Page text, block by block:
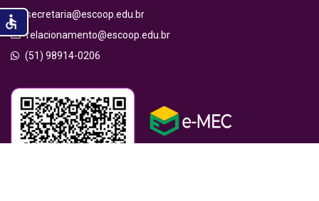
secretaria@escoop.edu.br
relacionamento@escoop.edu.br
(51) 98914-0206
accessible